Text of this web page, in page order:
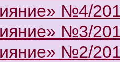
№4/
№3/
№2/